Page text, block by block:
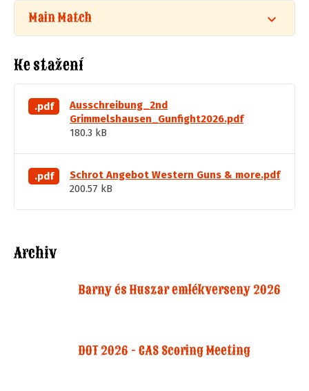
Main Match
Ke stažení
.pdf
Ausschreibung_2nd
Grimmelshausen_Gunfight2026.pdf
180.3 kB
.pdf
Schrot Angebot Western Guns & more.pdf
200.57 kB
Archiv
Barny és Huszar emlékverseny 2026
DOT 2026 - CAS Scoring Meeting